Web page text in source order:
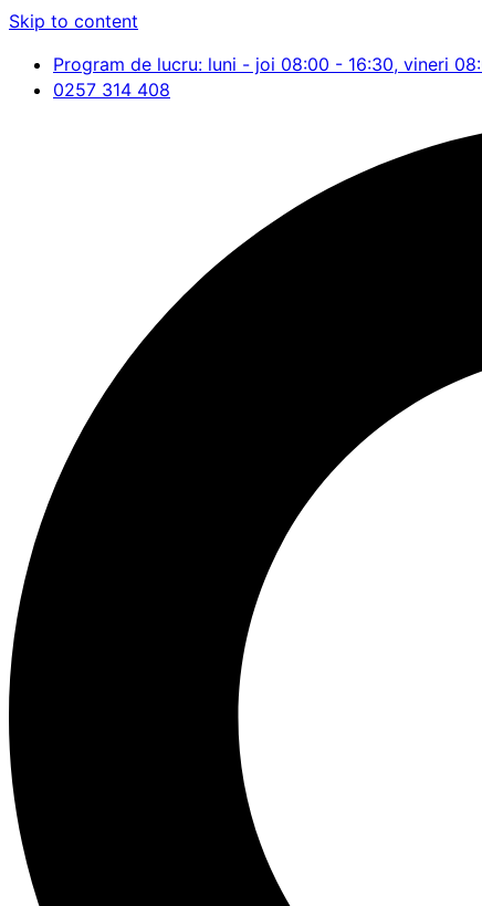
Skip to content
Program de lucru: luni - joi 08:00 - 16:30, vineri
0257 314 408